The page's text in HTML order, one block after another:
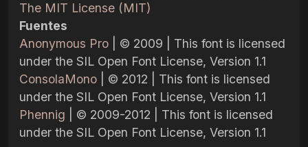
The MIT License (MIT)
Fuentes
Anonymous Pro | © 2009 | This font is licensed
under the SIL Open Font License, Version 1.1
ConsolaMono | © 2012 | This font is licensed
under the SIL Open Font License, Version 1.1
Phennig | © 2009-2012 | This font is licensed
under the SIL Open Font License, Version 1.1